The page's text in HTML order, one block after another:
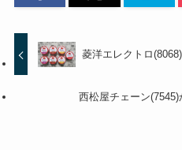
菱洋エレクトロ
西松屋チェーン